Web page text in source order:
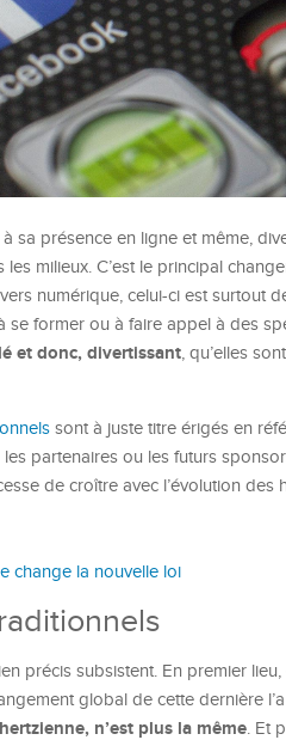
sa présence en ligne et même,
milieux. C’est le principal
numérique, celui-ci est surtout
se former ou à faire appel à des
et donc, divertissant, qu’elles
sont à juste titre érigés en
partenaires ou les futurs
de croître avec l’évolution des
change la nouvelle loi
précis subsistent. En premier
global de cette dernière
n’est plus la même. Et